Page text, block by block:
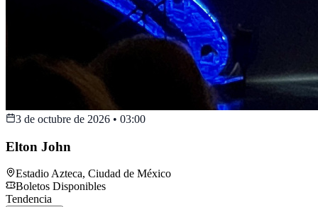
3 de octubre de 2026 • 03:00
Elton John
Estadio Azteca, Ciudad de México
Boletos Disponibles
Tendencia